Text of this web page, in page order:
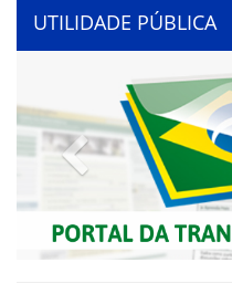
UTILIDADE PÚBLICA
Previous